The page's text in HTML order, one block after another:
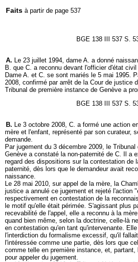
Faits à partir de page 537
BGE 138 III 537 S.
A. Le 23 juillet 1994, dame A. a donné
B. que C. a reconnu devant l'officier d'état
Dame A. et C. se sont mariés le 5 mai 1995.
2008, confirmé par arrêt de la Cour de justice
Tribunal de première instance de Genève a
BGE 138 III 537 S.
B. Le 3 octobre 2008, C. a formé une action
mère et l'enfant, représenté par son curateur,
demande.
Par jugement du 3 décembre 2009, le
Genève a constaté la non-paternité de C. Il a
regard des dispositions sur la contestation de
paternité, dès lors que le demandeur avait
naissance.
Le 28 mai 2010, sur appel de la mère, la
justice a annulé ce jugement et rejeté l'action
respectivement en contestation de la
le motif qu'elle était périmée. S'agissant plus
recevabilité de l'appel, elle a reconnu à la
quand bien même, selon la doctrine, celle-là
en contestation qu'en tant qu'intervenante.
l'interdiction du formalisme excessif, qu'il
l'intéressée comme une partie, dès lors que
comme telle en première instance, et,
pour appeler du jugement.